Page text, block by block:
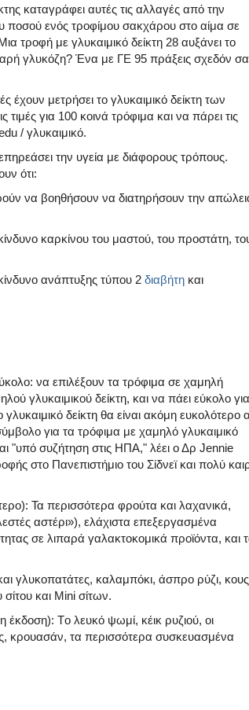
καταγράφει αυτές τις αλλαγές από την
ποσού ενός τροφίμου σακχάρου στο αίμα σε
τροφή με γλυκαιμικό δείκτη 28 αυξάνει το
γλυκόζη? Ένα με ΓΕ 95 πράξεις σχεδόν
έχουν μετρήσει το γλυκαιμικό δείκτη των
τιμές για 100 κοινά τρόφιμα και να πάρει τις
/ γλυκαιμικό.
την υγεία με διάφορους τρόπους.
ότι:
να βοηθήσουν να διατηρήσουν την
καρκίνου του μαστού, του προστάτη,
ανάπτυξης τύπου 2 διαβήτη και
να επιλέξουν τα τρόφιμα σε χαμηλή
γλυκαιμικού δείκτη, και να πάει εύκολο για
δείκτη θα είναι ακόμη ευκολότερο
για τα τρόφιμα με χαμηλό γλυκαιμικό
"υπό συζήτηση στις ΗΠΑ," λέει ο Δρ Jennie
στο Πανεπιστήμιο του Σίδνεϊ και πολύ
Τα περισσότερα φρούτα και λαχανικά,
αστέρι»), ελάχιστα επεξεργασμένα
σε λιπαρά γαλακτοκομικά προϊόντα, και
γλυκοπατάτες, καλαμπόκι, άσπρο ρύζι,
και Mini σίτων.
έκδοση): Tο λευκό ψωμί, κέικ ρυζιού, οι
κρουασάν, τα περισσότερα συσκευασμένα